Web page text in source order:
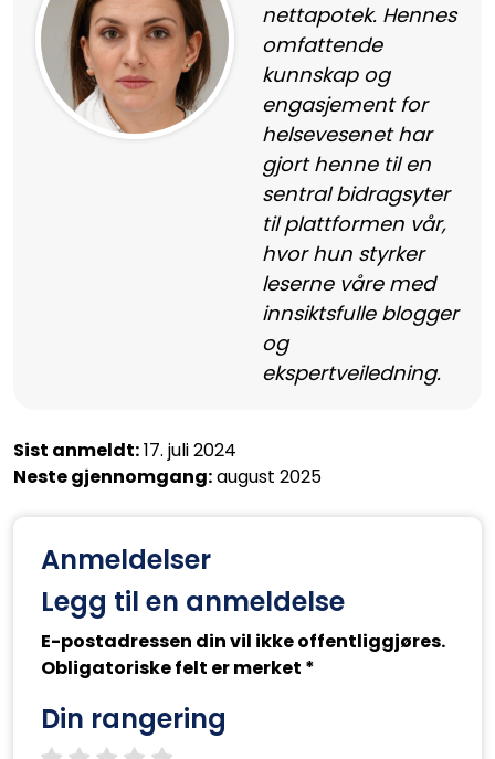
nettapotek. Hennes
omfattende
kunnskap og
engasjement for
helsevesenet har
gjort henne til en
sentral bidragsyter
til plattformen vår,
hvor hun styrker
leserne våre med
innsiktsfulle blogger
og
ekspertveiledning.
Sist anmeldt:17. juli 2024
Neste gjennomgang:august 2025
Anmeldelser
Legg til en anmeldelse
E-postadressen din vil ikke offentliggjøres.
Obligatoriske felt er merket *
Din rangering